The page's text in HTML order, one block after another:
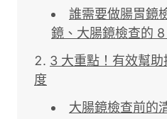
誰需要做腸胃鏡
鏡、大腸鏡檢查的
3 大重點！有效幫
度
大腸鏡檢查前的